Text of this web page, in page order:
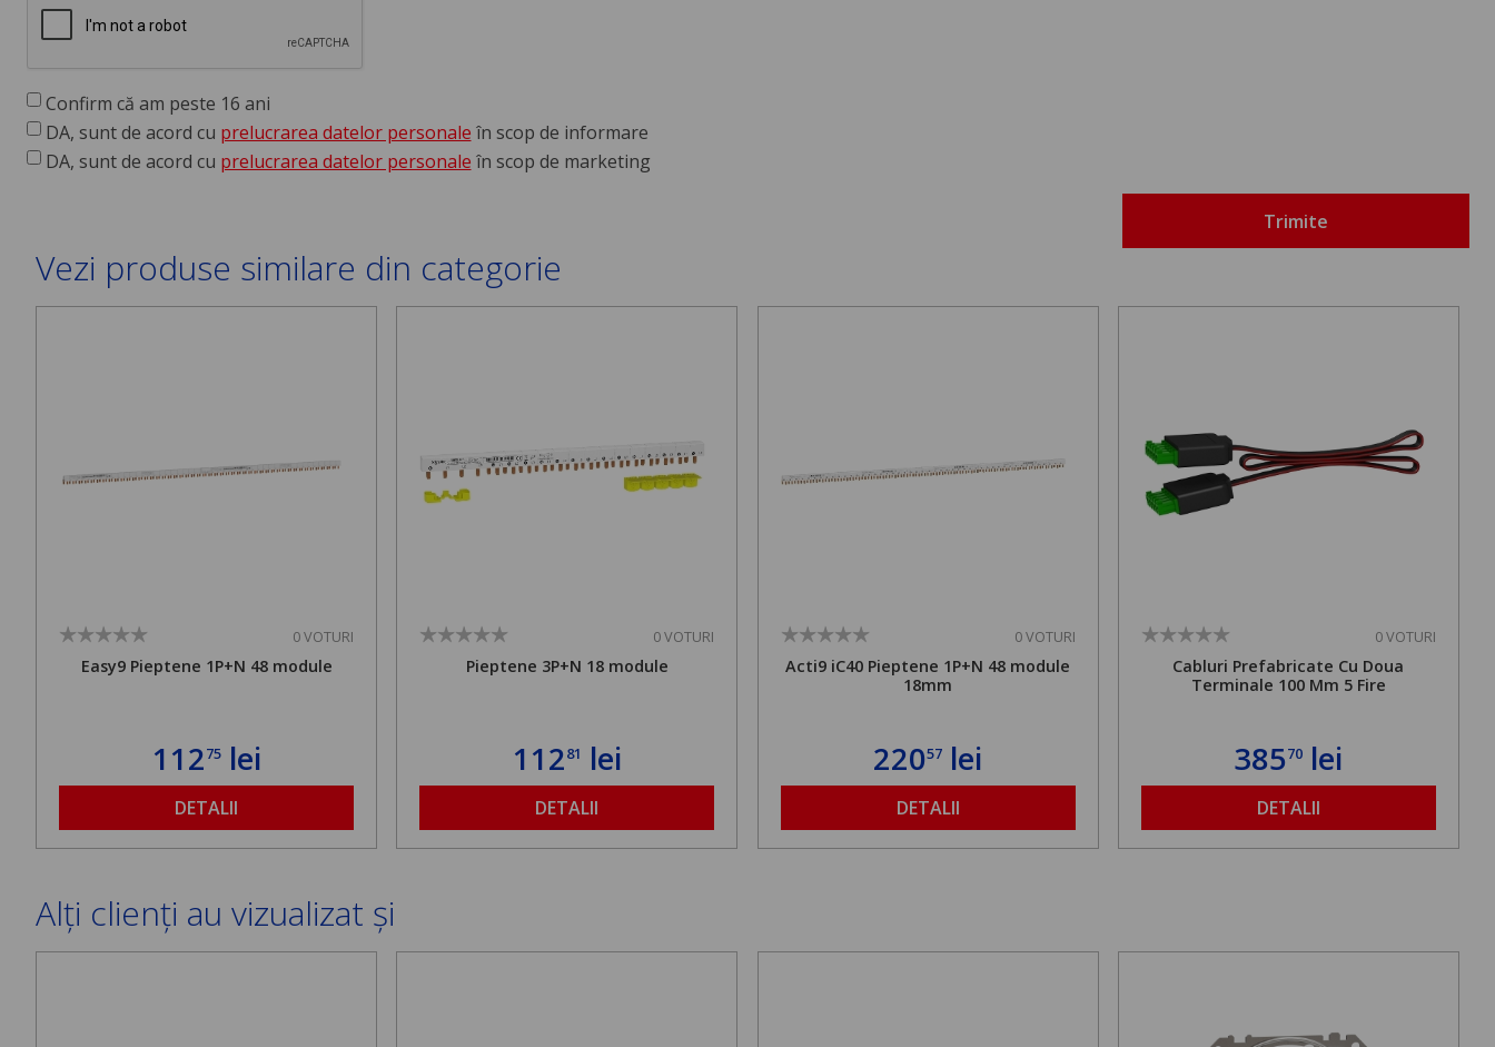
Confirm că am peste 16 ani
DA, sunt de acord cu prelucrarea datelor personale în scop de informare
DA, sunt de acord cu prelucrarea datelor personale în scop de marketing
Trimite
Vezi produse similare din categorie
0 VOTURI
Easy9 Pieptene 1P+N 48 module
11275lei
DETALII
0 VOTURI
Pieptene 3P+N 18 module
11281 lei
DETALII
0 VOTURI
Acti9 iC40 Pieptene 1P+N 48 module
18mm
22057 lei
DETALII
0 VOTURI
Cabluri Prefabricate Cu Doua
Terminale 100 Mm 5 Fire
38570 lei
DETALII
Alți clienți au vizualizat și